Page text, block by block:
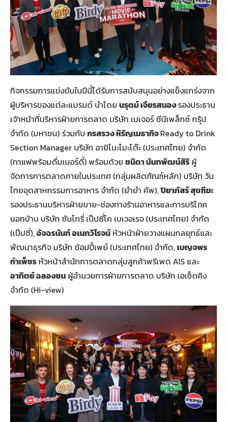
กิจกรรมการแข่งขันในปีนี้ได้รับการสนับสนุนอย่างแข็งแกร่งจาก
ผู้บริหารของแต่ละแบรนด์ นำโดย นรุตม์ เจียรสนองรองประธาน
เจ้าหน้าที่บริหารฝ่ายการตลาด บริษัท เมเจอร์ ซีนีเพล็กซ์ กรุ้ป
จำกัด (มหาชน) ร่วมกับ กรสรวง หิรัญเมธากิจReady to Drink
Section Manager บริษัท อายิโนะโมะโต๊ะ (ประเทศไทย) จำกัด
(กาแฟพร้อมดื่มเบอร์ดี้) พร้อมด้วย ชนิดา นันทพัฒน์สิริ ผู้
จัดการการตลาดภายในประเทศ (กลุ่มผลิตภัณฑ์หลัก) บริษัท วัน
ไทยอุตสาหกรรมการอาหาร จำกัด (ยำยำ คัพ),ปิยาภัสร์ สุขฑีฆะ
รองประธานบริหารฝ่ายขาย-ช่องทางร้านอาหารและการบริโภค
นอกบ้าน บริษัท ซันโทรี่ เป๊ปซี่โค เบเวอเรจ (ประเทศไทย) จำกัด
(เป๊ปซี่),อัจฉรนันท์ อเนกวิโรจน์ หัวหน้าฝ่ายวางแผนกลยุทธ์และ
พัฒนาธุรกิจ บริษัท ช้อปปี้เพย์ (ประเทศไทย) จำกัด,เบญจพร
กำเพ็ชร หัวหน้าสำนักการตลาดกลุ่มลูกค้าพรีเพด AIS และ
อาทิตย์ ฉลองชน ผู้อำนวยการฝ่ายการตลาด บริษัท เอเซ็ดคิง
จำกัด (Hi-view)